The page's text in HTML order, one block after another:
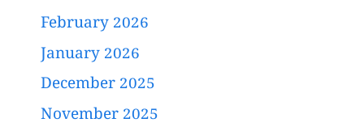
February 2026
January 2026
December 2025
November 2025